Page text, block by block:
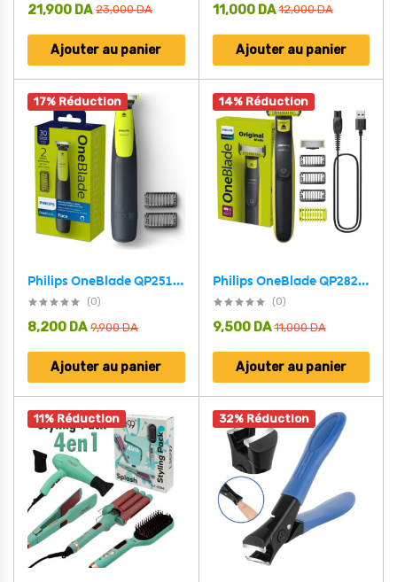
23,000DA
21,900 DA
Ajouter au panier
12,000DA
11,000 DA
Ajouter au panier
17% Réduction
Philips OneBlade QP2510/10 Tondeuse Rechargeable Original – ماكينة حلاقة أصلية للرجال
(0)
9,900DA
8,200 DA
Ajouter au panier
14% Réduction
Philips OneBlade QP2824/10 Tondeuse Rechargeable Original – ماكينة حلاقة أصلية للرجال
(0)
11,000DA
9,500 DA
Ajouter au panier
11% Réduction 32% Réduction